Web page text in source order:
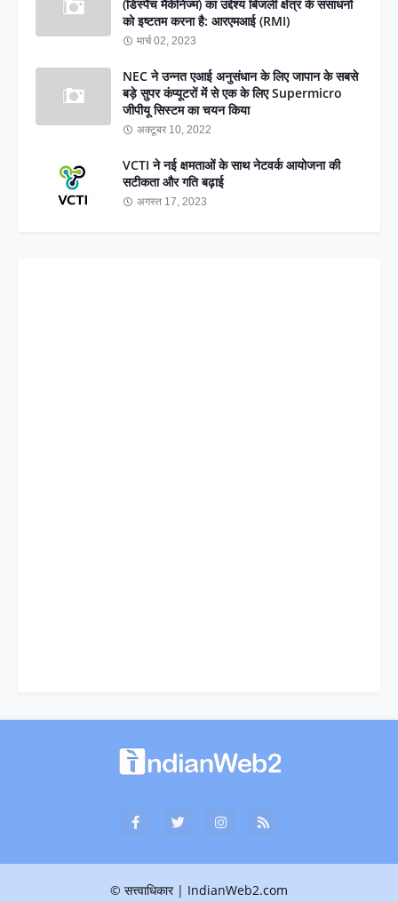
(डिस्पैच मैकेनिज्म) का उद्देश्य बिजली क्षेत्र के संसाधनों
को इष्टतम करना है: आरएमआई (RMI)
मार्च 02, 2023
NEC ने उन्नत एआई अनुसंधान के लिए जापान के सबसे
बड़े सुपर कंप्यूटरों में से एक के लिए Supermicro
जीपीयू सिस्टम का चयन किया
अक्टूबर 10, 2022
VCTI ने नई क्षमताओं के साथ नेटवर्क आयोजना की
सटीकता और गति बढ़ाई
अगस्त 17, 2023
© सत्त्वाधिकार | IndianWeb2.com